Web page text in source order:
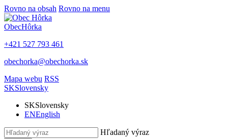
Rovno na obsah Rovno na menu
ObecHôrka
+421 527 793 461
obechorka@obechorka.sk
Mapa webu RSS
SKSlovensky
SKSlovensky
ENEnglish
Hľadaný výraz